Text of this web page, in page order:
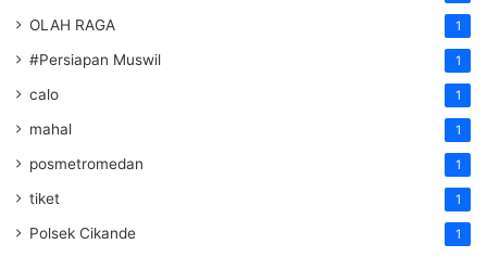
OLAH RAGA 1
#Persiapan Muswil 1
calo 1
mahal 1
posmetromedan 1
tiket 1
Polsek Cikande 1